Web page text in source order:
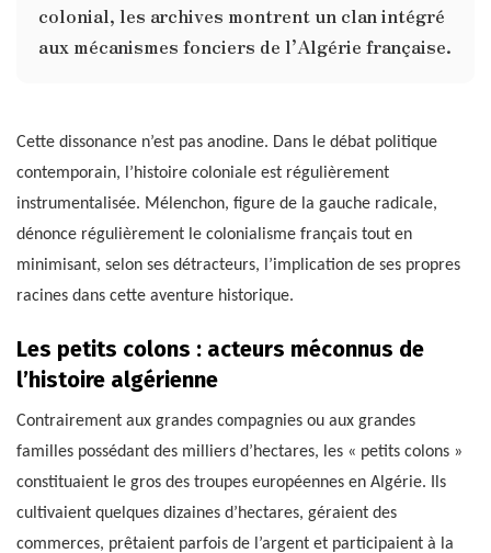
colonial, les archives montrent un clan intégré
aux mécanismes fonciers de l’Algérie française.
Cette dissonance n’est pas anodine. Dans le débat politique
contemporain, l’histoire coloniale est régulièrement
instrumentalisée. Mélenchon, figure de la gauche radicale,
dénonce régulièrement le colonialisme français tout en
minimisant, selon ses détracteurs, l’implication de ses propres
racines dans cette aventure historique.
Les petits colons : acteurs méconnus de
l’histoire algérienne
Contrairement aux grandes compagnies ou aux grandes
familles possédant des milliers d’hectares, les « petits colons »
constituaient le gros des troupes européennes en Algérie. Ils
cultivaient quelques dizaines d’hectares, géraient des
commerces, prêtaient parfois de l’argent et participaient à la